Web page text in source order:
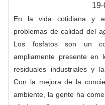
En la vida cotidiana y
problemas de calidad del
Los fosfatos son un
ampliamente presente en
residuales industriales y
Con la mejora de la
ambiente, la gente ha